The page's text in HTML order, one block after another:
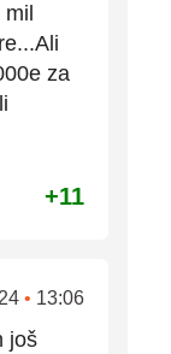
za
+11
• 13:06
još